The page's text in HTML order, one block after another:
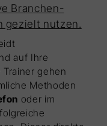
Branchen-
gezielt nutzen.
auf Ihre
gehen
Methoden
oder im